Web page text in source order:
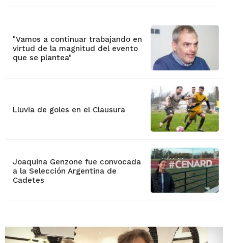
"Vamos a continuar trabajando en
virtud de la magnitud del evento
que se plantea"
Lluvia de goles en el Clausura
Joaquina Genzone fue convocada
a la Selección Argentina de
Cadetes